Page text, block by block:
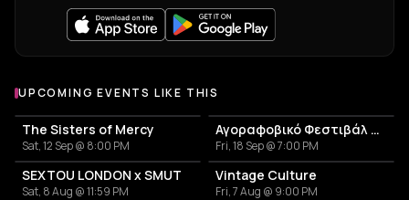
UPCOMING EVENTS LIKE THIS
The Sisters of Mercy
Sat, 12 Sep @ 8:00 PM
Αγοραφοβικό Φεστιβάλ 2026
Fri, 18 Sep @ 7:00 PM
SEXTOU LONDON x SMUT
Sat, 8 Aug @ 11:59 PM
Vintage Culture
Fri, 7 Aug @ 9:00 PM